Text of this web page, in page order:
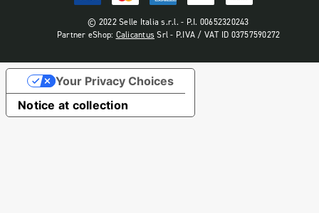
© 2022 Selle Italia s.r.l. - P.I. 00652320243
Partner eShop: Calicantus Srl - P.IVA / VAT ID 03757590272
Notice at collection
Your Privacy Choices